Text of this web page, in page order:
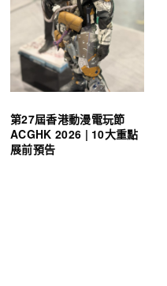
第27屆香港動漫電玩節
ACGHK 2026 | 10大重點
展前預告